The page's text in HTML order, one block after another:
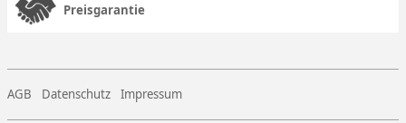
Preisgarantie
AGB Datenschutz Impressum